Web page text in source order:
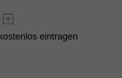
eintragen